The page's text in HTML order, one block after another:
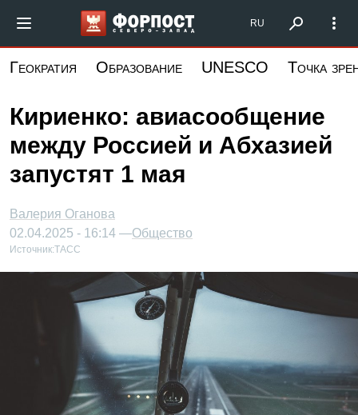
основному
Форпост Северо-Запад
RU
Геократия Образование UNESCO Точка
Кириенко: авиасообщение
между Россией и Абхазией
запустят 1 мая
Валерия Оганова
02.04.2025 - 16:14 —Общество
Источник:ТАСС